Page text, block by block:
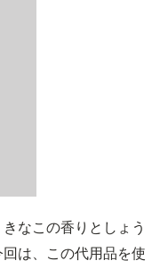
なこの香りとしょう
は、この代用品を使